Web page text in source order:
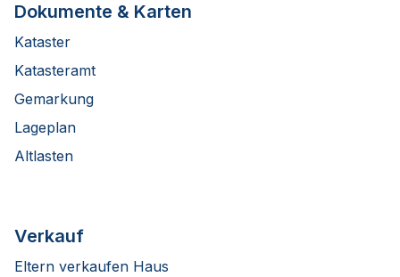
Dokumente & Karten
Kataster
Katasteramt
Gemarkung
Lageplan
Altlasten
Verkauf
Eltern verkaufen Haus